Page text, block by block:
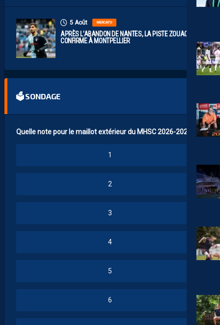
5 Août MERCATO
APRÈS L’ABANDON DE NANTES, LA PISTE ZOUAOUI SE
CONFIRME À MONTPELLIER
🗳 SONDAGE
Quelle note pour le maillot extérieur du MHSC 2026-2027 ?
1
2
3
4
5
6